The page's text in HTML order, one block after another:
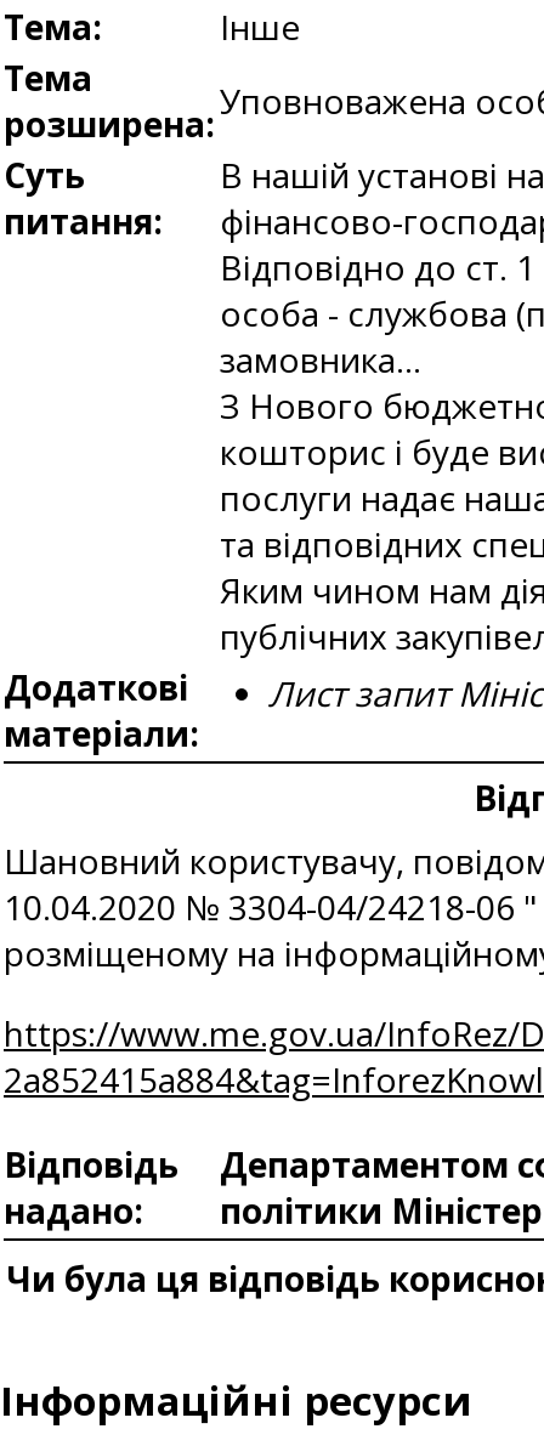
Тема:
Інше
Тема
розширена:Уповноважена
Суть
питання:
В нашій установі
фінансово-
Відповідно до ст.
особа - службова
замовника...
З Нового
кошторис і буде
послуги надає
та відповідних
Яким чином нам
публічних
Додаткові
матеріали:
Лист запит
Шановний користувачу,
10.04.2020 № 3304-04/24218-06 "
розміщеному на
https://www.me.gov.ua/InfoRez/
Відповідь
надано:
Департаментом
політики
Чи була ця відповідь
Інформаційні ресурси